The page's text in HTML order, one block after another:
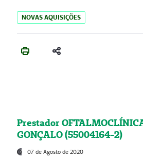
NOVAS AQUISIÇÕES
Prestador
GONÇALO (55004164-2)
07 de Agosto de 2020